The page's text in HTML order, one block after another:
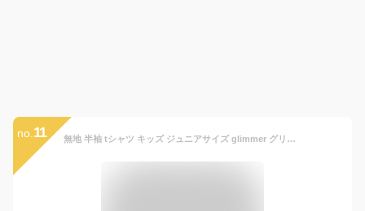
no. 11 無地 半袖 tシャツ キッズ ジュニアサイズ glimmer グリマー 4.4オンス ドライTシャツ 吸汗 速乾 スポーツ イベント 運動会 ユニフォーム 00300 【00300-ACT】 送料無料 通販A1